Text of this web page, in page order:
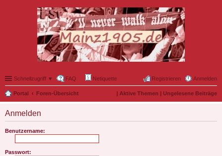
Schnellzugriff ▼ FAQ Netiquette Anmelden
Registrieren
Portal Foren-Übersicht | Aktive Themen | Ungelesene Beiträge
Anmelden
Benutzername:
Passwort: